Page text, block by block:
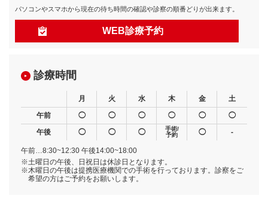
パソコンやスマホから現在の待ち時間の確認や診察の順番どりが出来ます。
WEB診療予約
診療時間
月 火 水 木 金
土
午前
◯ ◯ ◯ ◯ ◯
◯
午後
◯ ◯ ◯
手術/
予約
◯ -
午前…8:30~12:30 午後14:00~18:00
※土曜日の午後、日祝日は休診日となります。
※木曜日の午後は提携医療機関での手術を行っております。診察をご
希望の方はご予約をお願いします。